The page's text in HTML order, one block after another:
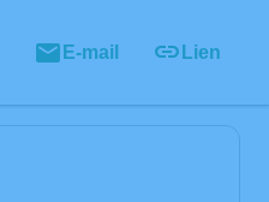
E-mail Lien